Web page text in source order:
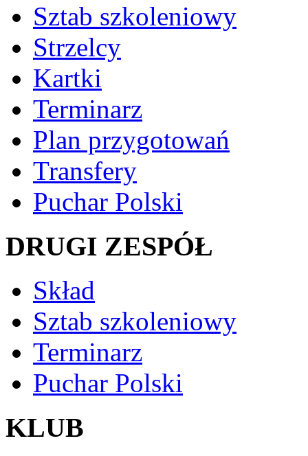
Sztab szkoleniowy
Strzelcy
Kartki
Terminarz
Plan przygotowań
Transfery
Puchar Polski
DRUGI ZESPÓŁ
Skład
Sztab szkoleniowy
Terminarz
Puchar Polski
KLUB